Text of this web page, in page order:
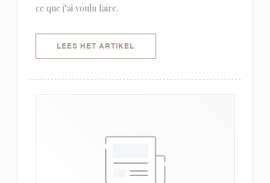
ce que j’ai voulu faire.
LEES HET ARTIKEL